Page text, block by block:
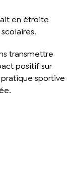
en étroite
transmettre
positif sur
sportive